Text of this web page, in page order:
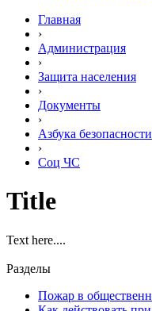
Главная
›
Администрация
›
Защита населения
›
Документы
›
Азбука безопасности
›
Соц ЧС
Title
Text here....
Разделы
Пожар в